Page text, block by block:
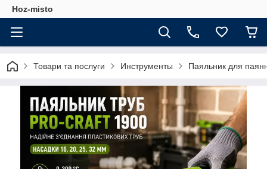
Hoz-misto
Товари та послуги Инструменты Паяльник для